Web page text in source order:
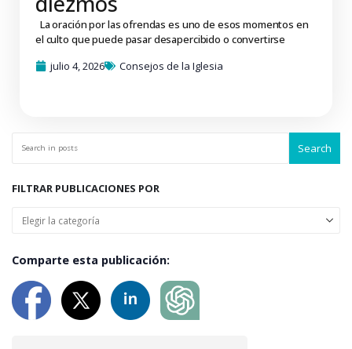
La oración por las ofrendas es uno de esos momentos en
el culto que puede pasar desapercibido o convertirse
julio 4, 2026
Consejos de la Iglesia
Search
FILTRAR PUBLICACIONES POR
Comparte esta publicación: